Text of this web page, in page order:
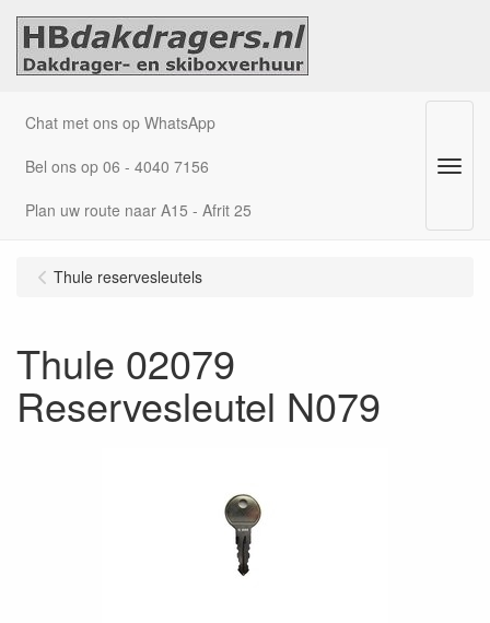
Chat met ons op WhatsApp
Bel ons op 06 - 4040 7156
Plan uw route naar A15 - Afrit 25
Menu
Thule reservesleutels
Thule 02079
Reservesleutel N079